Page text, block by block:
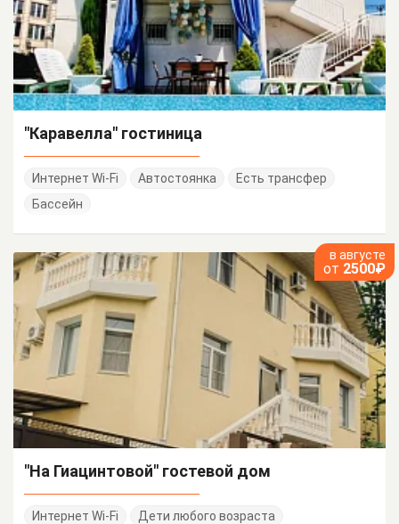
"Каравелла" гостиница
Интернет Wi-Fi Автостоянка
Есть трансфер
Бассейн
в августе
от 2500₽
"На Гиацинтовой" гостевой дом
Интернет Wi-Fi
Дети любого возраста